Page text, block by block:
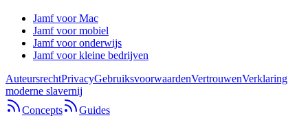
Jamf voor Mac
Jamf voor mobiel
Jamf voor onderwijs
Jamf voor kleine bedrijven
AuteursrechtPrivacyGebruiksvoorwaardenVertrouwenVerklaring
moderne slavernij
Concepts
Guides